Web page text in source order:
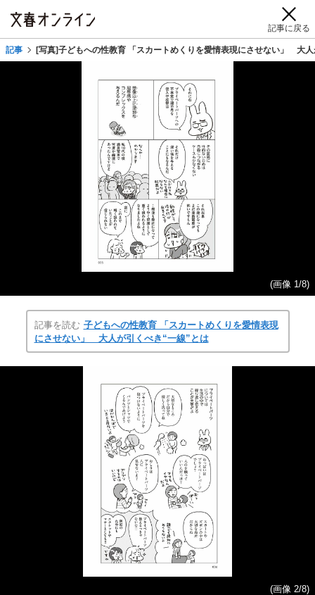
記事に戻る
記事 [写真]子どもへの性教育 「スカートめくりを愛情表現にさせない」 大
(画像 1/8)
記事を読む 子どもへの性教育 「スカートめくりを愛情表現
にさせない」 大人が引くべき“一線”とは
(画像 2/8)